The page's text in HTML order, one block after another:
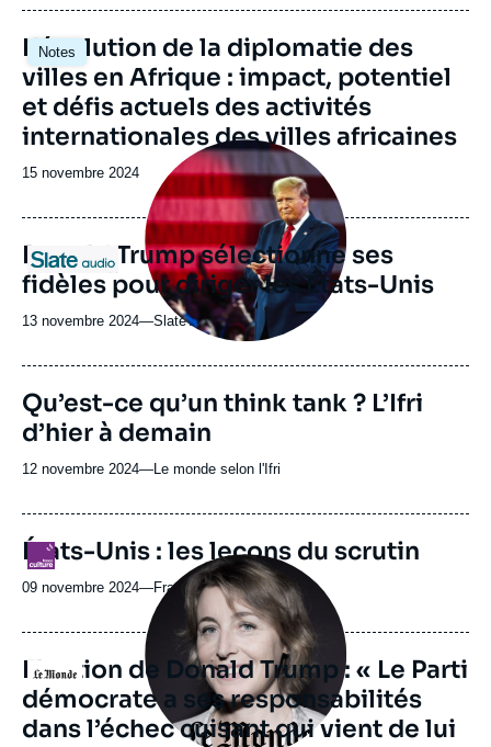
journal,
ou
émission
Notes
Image
principale
L'évolution de la diplomatie des
villes en Afrique : impact, potentiel
et défis actuels des activités
internationales des villes africaines
Date
publication
15 novembre 2024
Logo
Image
principale
médiatique
Donald Trump sélectionne ses
fidèles pour diriger les États-Unis
13 novembre 2024—Nom
journal,
ou
émission
Slate Audio
URL
de
Spotify
Qu’est-ce qu’un think tank ? L’Ifri
d’hier à demain
12 novembre 2024—Nom
journal,
ou
émission
Le monde selon l'Ifri
Logo
États-Unis : les leçons du scrutin
09 novembre 2024—Nom
du
journal,
ou
émission
France Culture
Logo
Image
principale
médiatique
Election de Donald Trump : « Le Parti
démocrate a ses responsabilités
dans l’échec cuisant qui vient de lui